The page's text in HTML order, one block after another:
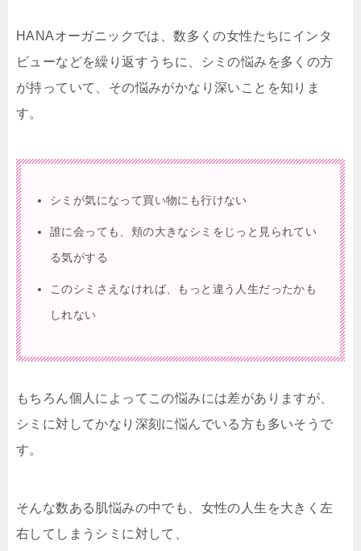
HANAオーガニックでは、数多くの女性たちにインタ
ビューなどを繰り返すうちに、シミの悩みを多くの方
が持っていて、その悩みがかなり深いことを知りま
す。
シミが気になって買い物にも行けない
誰に会っても、頬の大きなシミをじっと見られてい
る気がする
このシミさえなければ、もっと違う人生だったかも
しれない
もちろん個人によってこの悩みには差がありますが、
シミに対してかなり深刻に悩んでいる方も多いそうで
す。
そんな数ある肌悩みの中でも、女性の人生を大きく左
右してしまうシミに対して、